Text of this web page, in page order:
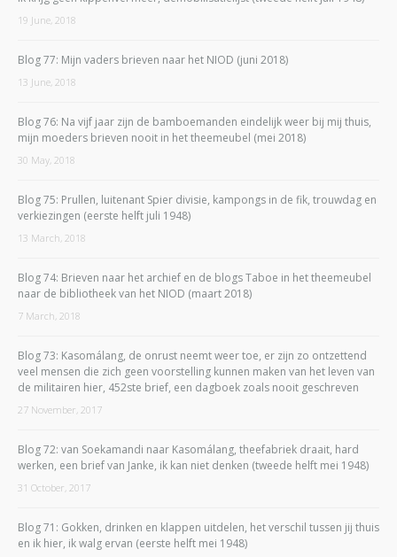
19 June, 2018
Blog 77: Mijn vaders brieven naar het NIOD (juni 2018)
13 June, 2018
Blog 76: Na vijf jaar zijn de bamboemanden eindelijk weer bij mij thuis,
mijn moeders brieven nooit in het theemeubel (mei 2018)
30 May, 2018
Blog 75: Prullen, luitenant Spier divisie, kampongs in de fik, trouwdag en
verkiezingen (eerste helft juli 1948)
13 March, 2018
Blog 74: Brieven naar het archief en de blogs Taboe in het theemeubel
naar de bibliotheek van het NIOD (maart 2018)
7 March, 2018
Blog 73: Kasomálang, de onrust neemt weer toe, er zijn zo ontzettend
veel mensen die zich geen voorstelling kunnen maken van het leven van
de militairen hier, 452ste brief, een dagboek zoals nooit geschreven
27 November, 2017
Blog 72: van Soekamandi naar Kasomálang, theefabriek draait, hard
werken, een brief van Janke, ik kan niet denken (tweede helft mei 1948)
31 October, 2017
Blog 71: Gokken, drinken en klappen uitdelen, het verschil tussen jij thuis
en ik hier, ik walg ervan (eerste helft mei 1948)